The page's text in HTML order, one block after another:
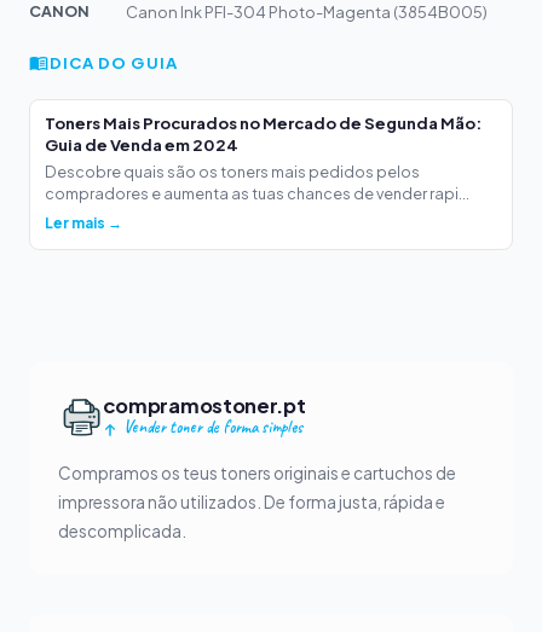
CANON
Canon Ink PFI-304 Photo-Magenta (3854B005)
DICA DO GUIA
Toners Mais Procurados no Mercado de Segunda Mão:
Guia de Venda em 2024
Descobre quais são os toners mais pedidos pelos
compradores e aumenta as tuas chances de vender rapi...
Ler mais →
compramostoner.pt
Vender toner de forma simples
Compramos os teus toners originais e cartuchos de
impressora não utilizados. De forma justa, rápida e
descomplicada.